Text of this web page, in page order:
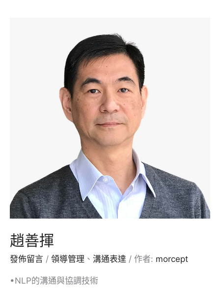
趙善揮
發佈留言 / 領導管理 、 溝通表達 / 作者: morcept
•NLP的溝通與協調技術